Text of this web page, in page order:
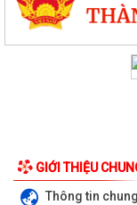
GIỚI THIỆU
Thông tin chung